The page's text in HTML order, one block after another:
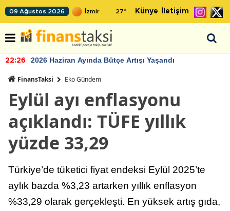
09 Ağustos 2026 27° Künye İletişim
22:26 2026 Haziran Ayında Bütçe Artışı Yaşandı
FinansTaksi Eko Gündem
Eylül ayı enflasyonu
açıklandı: TÜFE yıllık
yüzde 33,29
Türkiye’de tüketici fiyat endeksi Eylül 2025’te
aylık bazda %3,23 artarken yıllık enflasyon
%33,29 olarak gerçekleşti. En yüksek artış gıda,